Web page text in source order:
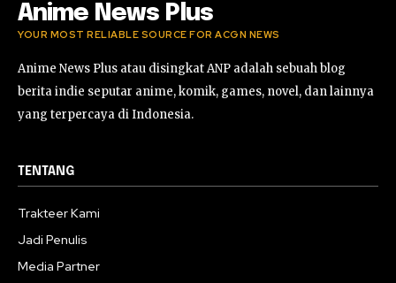
Anime News Plus
YOUR MOST RELIABLE SOURCE FOR ACGN NEWS
Anime News Plus atau disingkat ANP adalah sebuah blog
berita indie seputar anime, komik, games, novel, dan lainnya
yang terpercaya di Indonesia.
TENTANG
Trakteer Kami
Jadi Penulis
Media Partner